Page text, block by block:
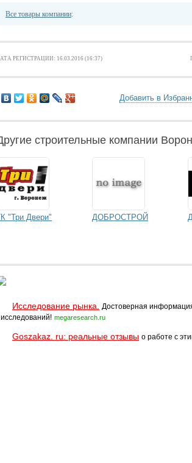
Все товары компании:
РЕГИСТРАЦИИ: 16.03.2016 (16:37)
Добавить в
строительные компании
"Три Двери" ДОБРОСТРОЙ
Исследование рынка.
Достоверная
исследований! megaresearch.ru
Goszakaz. ru: реальные отзывы о работе с